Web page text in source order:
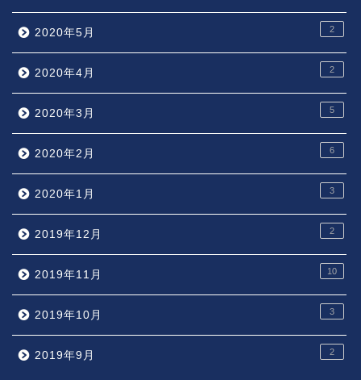
2020年5月 2
2020年4月 2
2020年3月 5
2020年2月 6
2020年1月 3
2019年12月 2
2019年11月 10
2019年10月 3
2019年9月 2